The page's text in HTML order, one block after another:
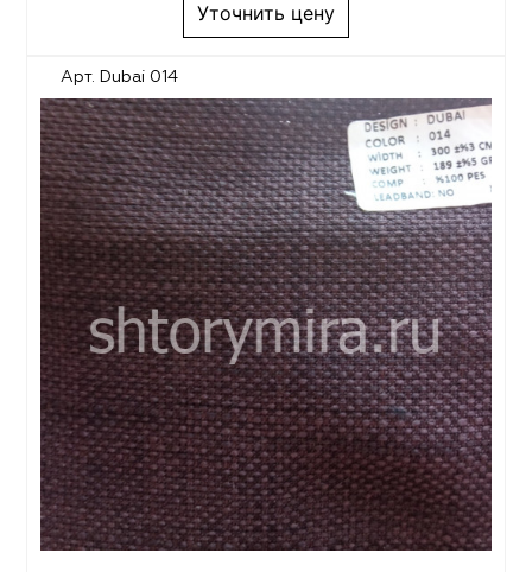
Уточнить цену
Арт. Dubai 014